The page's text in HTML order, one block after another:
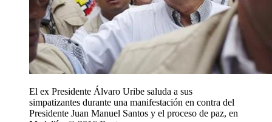
El ex Presidente Álvaro Uribe saluda a sus
simpatizantes durante una manifestación en contra del
Presidente Juan Manuel Santos y el proceso de paz, en